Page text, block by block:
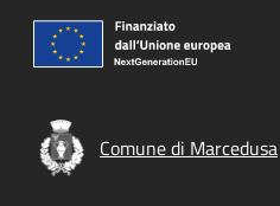
Comune di Marcedusa